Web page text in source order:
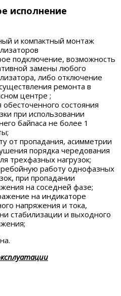
исполнение
и компактный монтаж
подключение, возможность
замены любого
либо отключение
ремонта в
центре ;
обесточенного состояния
при использовании
байпаса не более 1
от пропадания, асимметрии
порядка чередования
трехфазных нагрузок;
работу однофазных
при пропадании
на соседней фазе;
на индикаторе
напряжения и тока,
стабилизации и выходного